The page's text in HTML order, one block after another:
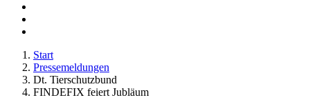
Start
Pressemeldungen
Dt. Tierschutzbund
FINDEFIX feiert Jubläum